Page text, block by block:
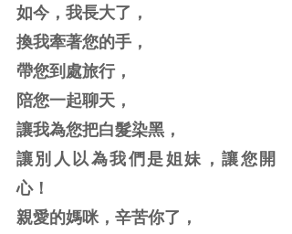
如今，我長大了，
換我牽著您的手，
帶您到處旅行，
陪您一起聊天，
讓我為您把白髮染黑，
讓別人以為我們是姐妹，讓您開
心！
親愛的媽咪，辛苦你了，